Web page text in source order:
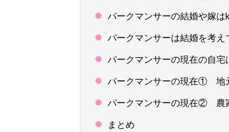
パークマンサーの結婚や嫁は
パークマンサーは結婚を考
パークマンサーの現在の自宅
パークマンサーの現在① 地
パークマンサーの現在② 農
まとめ